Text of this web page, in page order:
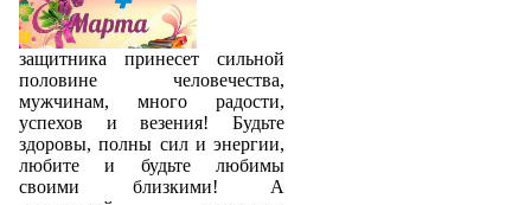
защитника принесет сильной
половине человечества,
мужчинам, много радости,
успехов и везения! Будьте
здоровы, полны сил и энергии,
любите и будьте любимы
своими близкими! А